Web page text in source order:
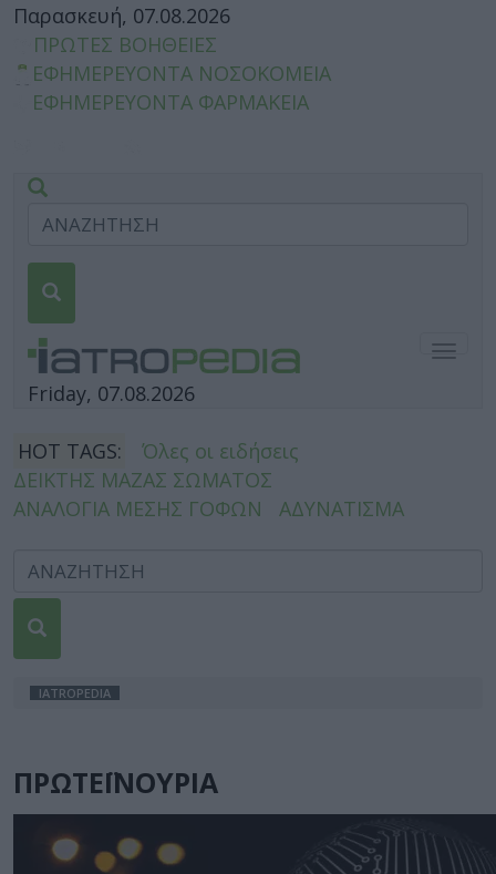
Παρασκευή, 07.08.2026
ΠΡΩΤΕΣ ΒΟΗΘΕΙΕΣ
ΕΦΗΜΕΡΕΥΟΝΤΑ ΝΟΣΟΚΟΜΕΙΑ
ΕΦΗΜΕΡΕΥΟΝΤΑ ΦΑΡΜΑΚΕΙΑ
Friday, 07.08.2026
HOT TAGS:
Όλες οι ειδήσεις
ΔΕΙΚΤΗΣ ΜΑΖΑΣ ΣΩΜΑΤΟΣ
ΑΝΑΛΟΓΙΑ ΜΕΣΗΣ ΓΟΦΩΝ
ΑΔΥΝΑΤΙΣΜΑ
IATROPEDIA
ΠΡΩΤΕΪΝΟΥΡΙΑ